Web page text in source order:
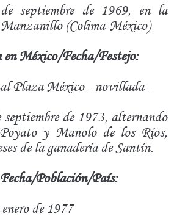
septiembre de 1969, en la
(Colima-México)
en México/Fecha/Festejo:
Plaza México - novillada -
de 1973, alternando
y Manolo de los Ríos,
de la ganadería de Santín.
Población/País:
de 1977